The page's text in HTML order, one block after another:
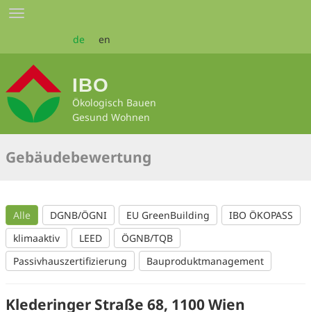
Zum
Seiteninhalt
Toggle
de en
IBO
Ökologisch Bauen
Gesund Wohnen
Gebäudebewertung
Alle DGNB/ÖGNI EU GreenBuilding
IBO ÖKOPASS
klimaaktiv
LEED
ÖGNB/TQB
Passivhauszertifizierung
Bauproduktmanagement
Klederinger Straße 68, 1100 Wien